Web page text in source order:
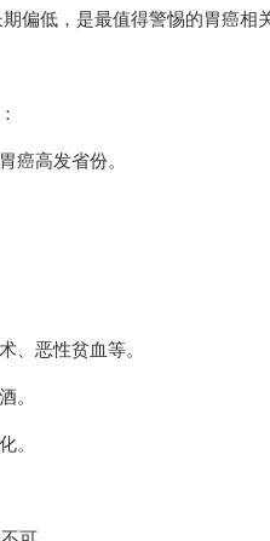
偏低，是最值得警惕的胃癌相
癌高发省份。
、恶性贫血等。
。
。